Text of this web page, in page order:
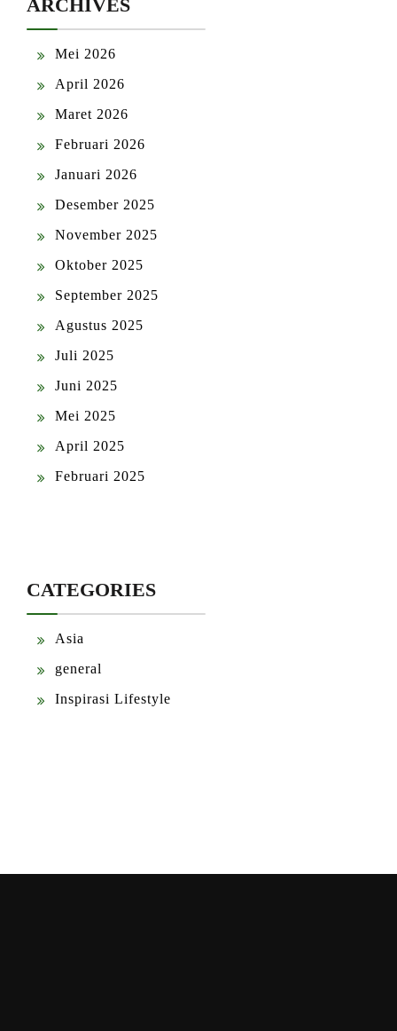
ARCHIVES
Mei 2026
April 2026
Maret 2026
Februari 2026
Januari 2026
Desember 2025
November 2025
Oktober 2025
September 2025
Agustus 2025
Juli 2025
Juni 2025
Mei 2025
April 2025
Februari 2025
CATEGORIES
Asia
general
Inspirasi Lifestyle